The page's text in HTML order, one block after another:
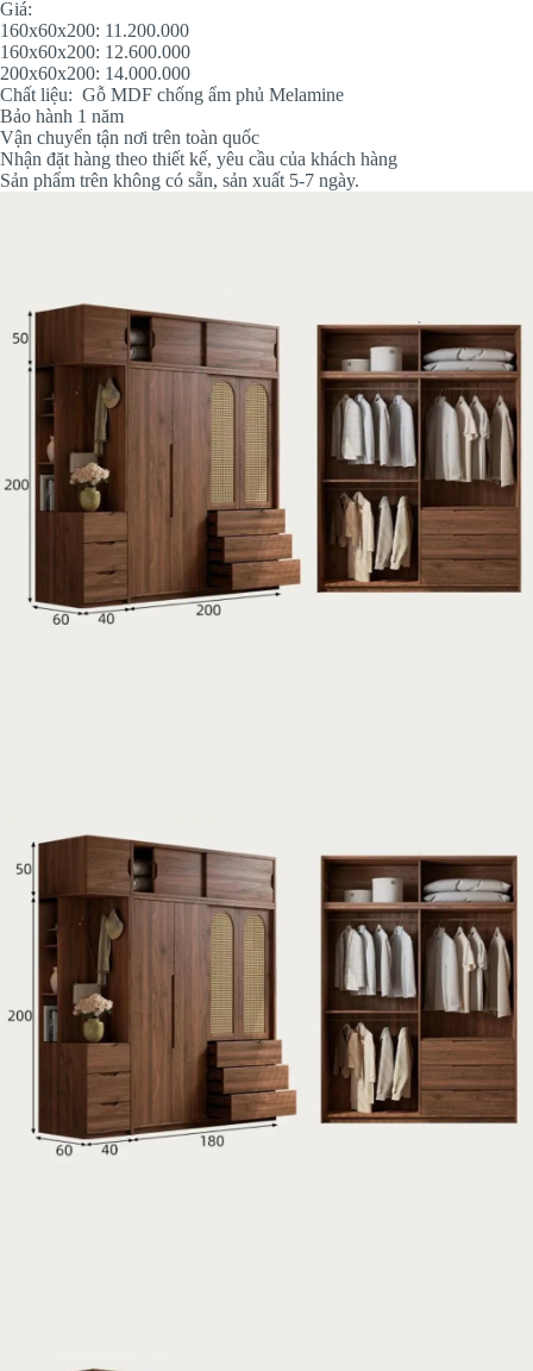
Giá:
160x60x200: 11.200.000
160x60x200: 12.600.000
200x60x200: 14.000.000
Chất liệu: Gỗ MDF chống ẩm phủ Melamine
Bảo hành 1 năm
Vận chuyển tận nơi trên toàn quốc
Nhận đặt hàng theo thiết kế, yêu cầu của khách hàng
Sản phẩm trên không có sẵn, sản xuất 5-7 ngày.